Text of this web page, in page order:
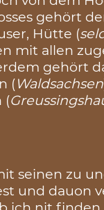
gehört
Hütte (
mit allen
gehört
(Waldsachsen
(
seinen zu
und dauon